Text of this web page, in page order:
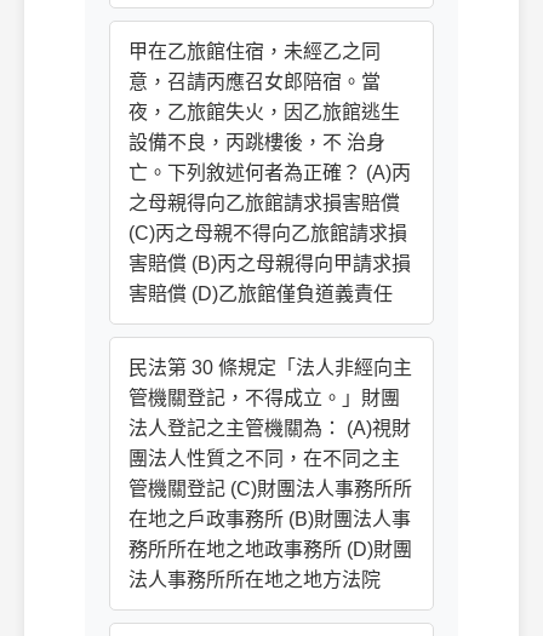
甲在乙旅館住宿，未經乙之同
意，召請丙應召女郎陪宿。當
夜，乙旅館失火，因乙旅館逃生
設備不良，丙跳樓後，不 治身
亡。下列敘述何者為正確？ (A)丙
之母親得向乙旅館請求損害賠償
(C)丙之母親不得向乙旅館請求損
害賠償 (B)丙之母親得向甲請求損
害賠償 (D)乙旅館僅負道義責任
民法第 30 條規定「法人非經向主
管機關登記，不得成立。」財團
法人登記之主管機關為： (A)視財
團法人性質之不同，在不同之主
管機關登記 (C)財團法人事務所所
在地之戶政事務所 (B)財團法人事
務所所在地之地政事務所 (D)財團
法人事務所所在地之地方法院